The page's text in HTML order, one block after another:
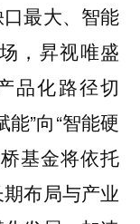
最大、智能
，昇视唯盛
品化路径切
”向“智能硬
基金将依托
布局与产业